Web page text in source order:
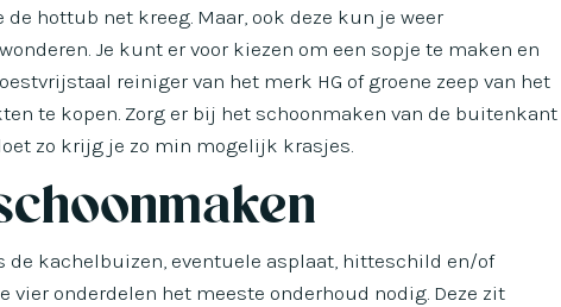
hottub net kreeg. Maar, ook deze kun je weer
Je kunt er voor kiezen om een sopje te maken en
reiniger van het merk HG of groene zeep van het
te kopen. Zorg er bij het schoonmaken van de buitenkant
zo krijg je zo min mogelijk krasjes.
kachelbuizen, eventuele asplaat, hitteschild en/of
vier onderdelen het meeste onderhoud nodig. Deze zit